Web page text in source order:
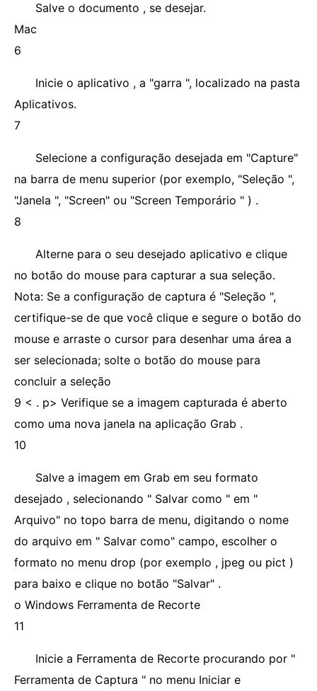
Salve o documento , se desejar.
Mac
6
Inicie o aplicativo , a "garra ", localizado na pasta
Aplicativos.
7
Selecione a configuração desejada em "Capture"
na barra de menu superior (por exemplo, "Seleção ",
"Janela ", "Screen" ou "Screen Temporário " ) .
8
Alterne para o seu desejado aplicativo e clique
no botão do mouse para capturar a sua seleção.
Nota: Se a configuração de captura é "Seleção ",
certifique-se de que você clique e segure o botão do
mouse e arraste o cursor para desenhar uma área a
ser selecionada; solte o botão do mouse para
concluir a seleção
9 < . p> Verifique se a imagem capturada é aberto
como uma nova janela na aplicação Grab .
10
Salve a imagem em Grab em seu formato
desejado , selecionando " Salvar como " em "
Arquivo" no topo barra de menu, digitando o nome
do arquivo em " Salvar como" campo, escolher o
formato no menu drop (por exemplo , jpeg ou pict )
para baixo e clique no botão "Salvar" .
o Windows Ferramenta de Recorte
11
Inicie a Ferramenta de Recorte procurando por "
Ferramenta de Captura " no menu Iniciar e